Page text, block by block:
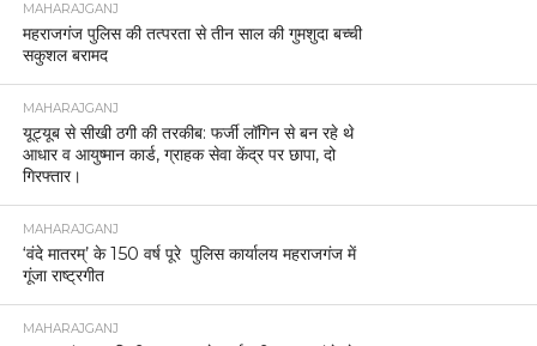
MAHARAJGANJ
महराजगंज पुलिस की तत्परता से तीन साल की गुमशुदा बच्ची
सकुशल बरामद
MAHARAJGANJ
यूट्यूब से सीखी ठगी की तरकीब: फर्जी लॉगिन से बन रहे थे
आधार व आयुष्मान कार्ड, ग्राहक सेवा केंद्र पर छापा, दो
गिरफ्तार।
MAHARAJGANJ
‘वंदे मातरम्’ के 150 वर्ष पूरे पुलिस कार्यालय महराजगंज में
गूंजा राष्ट्रगीत
MAHARAJGANJ